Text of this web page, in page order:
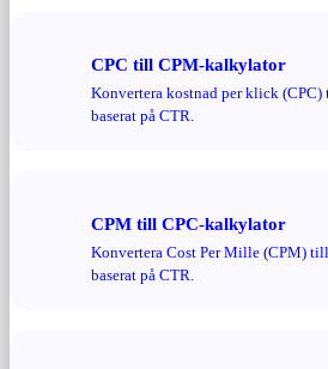
CPC till CPM-kalkylator
Konvertera kostnad per klick
baserat på CTR.
CPM till CPC-kalkylator
Konvertera Cost Per Mille (CPM)
baserat på CTR.